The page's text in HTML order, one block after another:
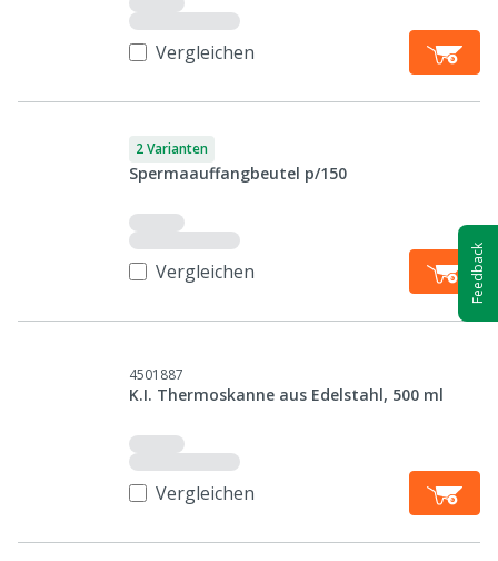
Vergleichen
2 Varianten
Spermaauffangbeutel p/150
Vergleichen
4501887
K.I. Thermoskanne aus Edelstahl, 500 ml
Vergleichen
Feedback